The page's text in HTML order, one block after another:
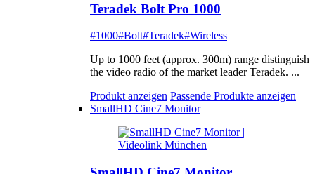
Teradek Bolt Pro 1000
#1000#Bolt#Teradek#Wireless
Up to 1000 feet (approx. 300m) range distinguish
the video radio of the market leader Teradek. ...
Produkt anzeigen Passende Produkte anzeigen
SmallHD Cine7 Monitor